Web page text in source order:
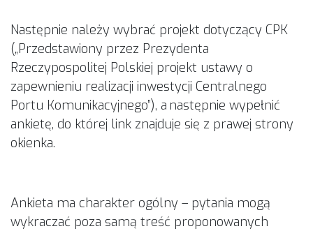
Następnie należy wybrać projekt dotyczący CPK
(„Przedstawiony przez Prezydenta
Rzeczypospolitej Polskiej projekt ustawy o
zapewnieniu realizacji inwestycji Centralnego
Portu Komunikacyjnego”), a następnie wypełnić
ankietę, do której link znajduje się z prawej strony
okienka.
Ankieta ma charakter ogólny – pytania mogą
wykraczać poza samą treść proponowanych